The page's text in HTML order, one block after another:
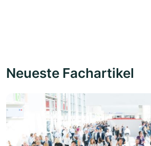
Neueste Fachartikel